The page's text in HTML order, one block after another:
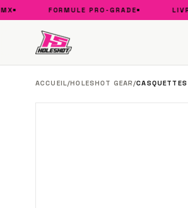
FORMULE PRO-GRADE
ACCUEIL/HOLESHOT GEAR/CASQUETTES